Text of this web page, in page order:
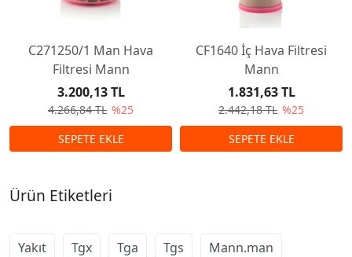
C271250/1 Man Hava
Filtresi Mann
4.266,84 TL %25
3.200,13 TL
CF1640 İç Hava Filtresi
Mann
2.442,18 TL %25
1.831,63 TL
Ürün Etiketleri
Yakıt Tgx Tga Tgs Mann.man